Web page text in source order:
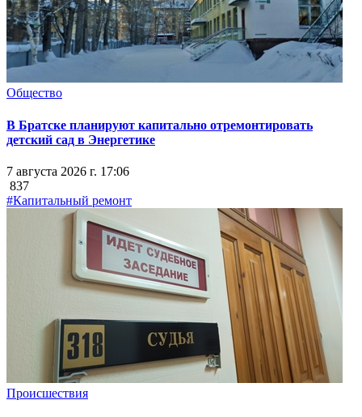
Общество
В Братске планируют капитально отремонтировать
детский сад в Энергетике
7 августа 2026 г. 17:06
837
#Капитальный ремонт
Происшествия